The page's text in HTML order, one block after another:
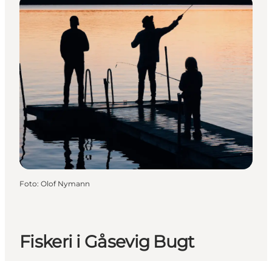
Foto: Olof Nymann
Fiskeri i Gåsevig Bugt